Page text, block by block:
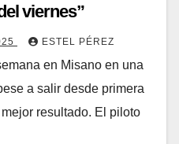
viernes”
ESTEL PÉREZ
en Misano en una
a salir desde primera
resultado. El piloto